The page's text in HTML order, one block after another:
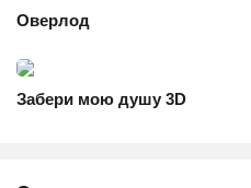
Оверлод
Забери мою душу 3D